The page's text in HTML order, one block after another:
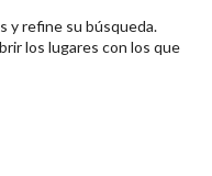
y refine su búsqueda.
los lugares con los que